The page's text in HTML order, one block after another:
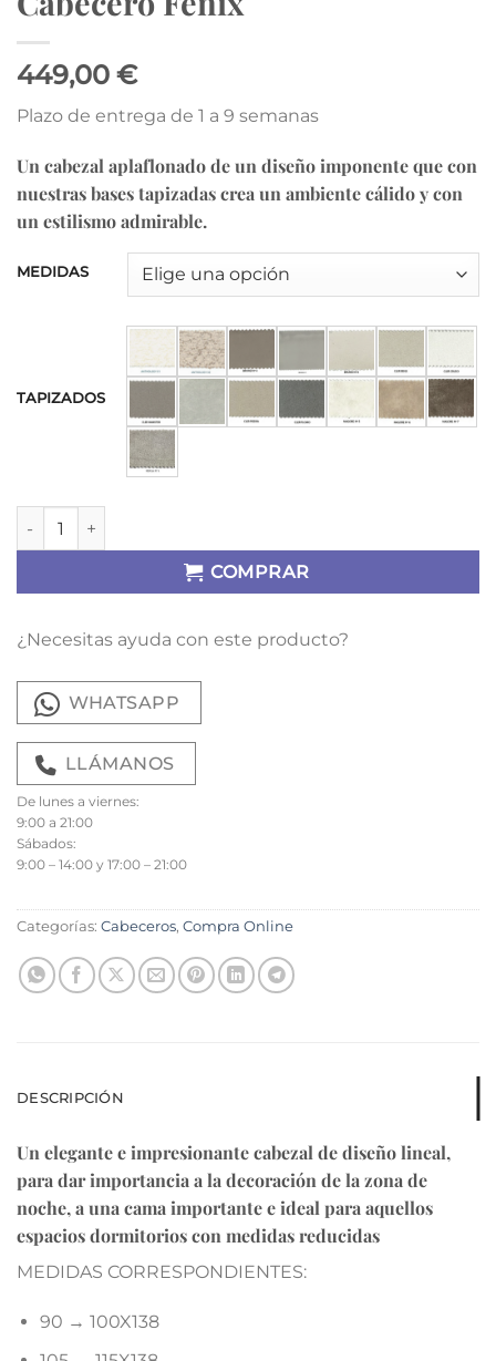
449,00 €
Plazo de entrega de 1 a 9 semanas
Un cabezal aplaflonado de un diseño imponente que con
nuestras bases tapizadas crea un ambiente cálido y con
un estilismo admirable.
MEDIDAS
TAPIZADOS
Cabecero Fenix cantidad
COMPRAR
¿Necesitas ayuda con este producto?
WHATSAPP
LLÁMANOS
De lunes a viernes:
9:00 a 21:00
Sábados:
9:00 – 14:00 y 17:00 – 21:00
Categorías: Cabeceros, Compra Online
DESCRIPCIÓN
Un elegante e impresionante cabezal de diseño lineal,
para dar importancia a la decoración de la zona de
noche, a una cama importante e ideal para aquellos
espacios dormitorios con medidas reducidas
MEDIDAS CORRESPONDIENTES:
90 → 100X138